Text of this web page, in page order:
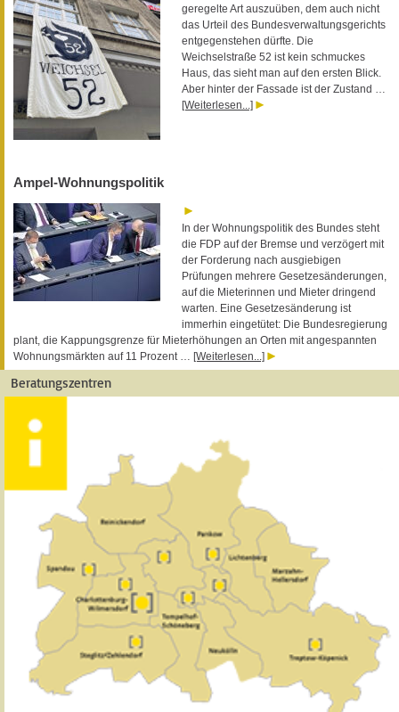
geregelte Art auszuüben, dem auch nicht
das Urteil des Bundesverwaltungsgerichts
entgegenstehen dürfte. Die
Weichselstraße 52 ist kein schmuckes
Haus, das sieht man auf den ersten Blick.
Aber hinter der Fassade ist der Zustand …
[Weiterlesen...]
Ampel-Wohnungspolitik
In der Wohnungspolitik des Bundes steht
die FDP auf der Bremse und verzögert mit
der Forderung nach ausgiebigen
Prüfungen mehrere Gesetzesänderungen,
auf die Mieterinnen und Mieter dringend
warten. Eine Gesetzesänderung ist
immerhin eingetütet: Die Bundesregierung
plant, die Kappungsgrenze für Mieterhöhungen an Orten mit angespannten
Wohnungsmärkten auf 11 Prozent … [Weiterlesen...]
Beratungszentren